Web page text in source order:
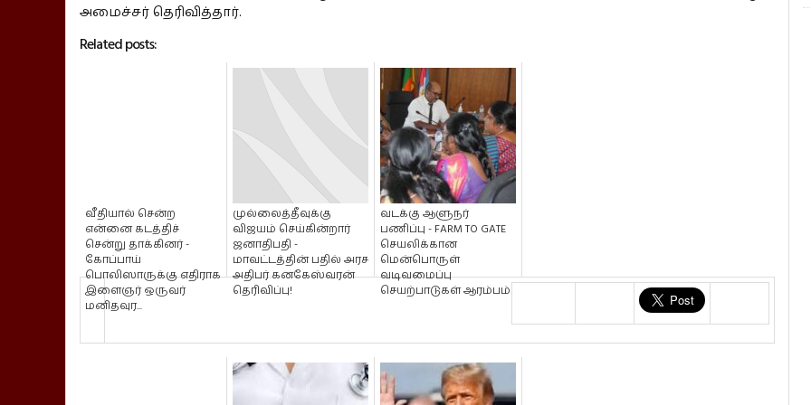
அமைச்சர் தெரிவித்தார்.
Related posts:
வீதியால் சென்ற
என்னை கடத்திச்
சென்று தாக்கினர் -
கோப்பாய்
பொலிஸாருக்கு எதிராக
இளைஞர் ஒருவர்
மனிதவுர...
முல்லைத்தீவுக்கு
விஜயம் செய்கின்றார்
ஜனாதிபதி -
மாவட்டத்தின் பதில் அரச
அதிபர் கனகேஸ்வரன்
தெரிவிப்பு!
வடக்கு ஆளுநர்
பணிப்பு - FARM TO GATE
செயலிக்கான
மென்பொருள்
வடிவமைப்பு
செயற்பாடுகள் ஆரம்பம்!